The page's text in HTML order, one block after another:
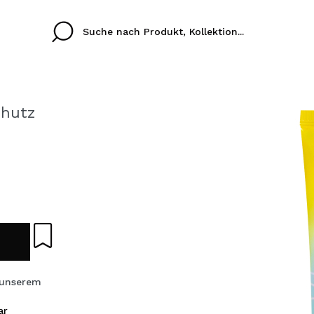
Ich habe hier kein
ICH
Durch die Erstellung
Einkäufe schnell
ESPAÑOL
Ines
colori